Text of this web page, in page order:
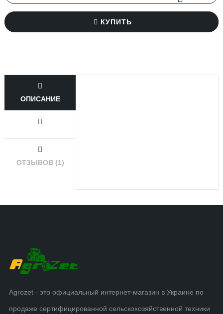
КУПИТЬ
ОПИСАНИЕ
ОТЗЫВОВ (1)
Agrozet - это официальный интернет-магазин в Украине по
продаже сертифицированной сельскохозяйственной техники